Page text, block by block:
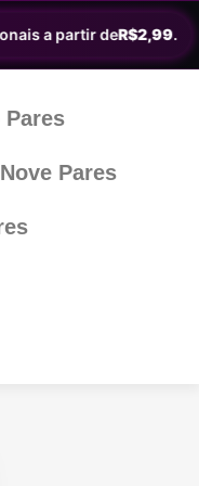
a partir deR$2,99.
Pares
Nove Pares